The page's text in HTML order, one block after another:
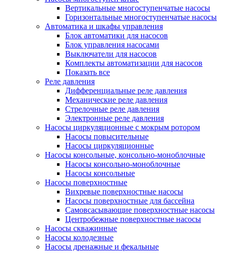
Вертикальные многоступенчатые насосы
Горизонтальные многоступенчатые насосы
Автоматика и шкафы управления
Блок автоматики для насосов
Блок управления насосами
Выключатели для насосов
Комплекты автоматизации для насосов
Показать все
Реле давления
Дифференциальные реле давления
Механические реле давления
Стрелочные реле давления
Электронные реле давления
Насосы циркуляционные с мокрым ротором
Насосы повысительные
Насосы циркуляционные
Насосы консольные, консольно-моноблочные
Насосы консольно-моноблочные
Насосы консольные
Насосы поверхностные
Вихревые поверхностные насосы
Насосы поверхностные для бассейна
Самовсасывающие поверхностные насосы
Центробежные поверхностные насосы
Насосы скважинные
Насосы колодезные
Насосы дренажные и фекальные